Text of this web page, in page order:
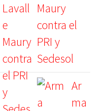
Maury
contra el
PRI y
Sedesol
Ar
ma